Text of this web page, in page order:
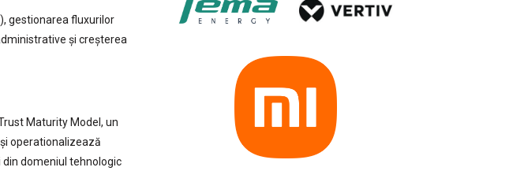
gestionarea fluxurilor
și creșterea
Maturity Model, un
operationalizează
domeniul tehnologic